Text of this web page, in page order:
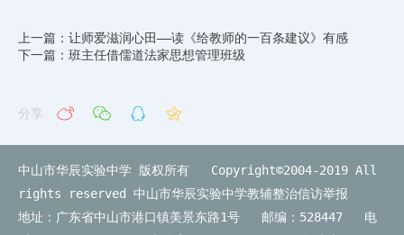
上一篇：让师爱滋润心田――读《给教师的一百条建议》有感
下一篇：班主任借儒道法家思想管理班级
分享
中山市华辰实验中学 版权所有 Copyright©2004-2019 All
rights reserved 中山市华辰实验中学教辅整治信访举报
地址：广东省中山市港口镇美景东路1号 邮编：528447 电